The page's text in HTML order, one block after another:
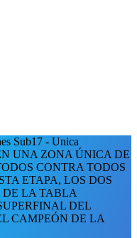
Sub17 - Unica
UNA ZONA ÚNICA DE
CONTRA TODOS
ETAPA, LOS DOS
DE LA TABLA
DEL
CAMPEÓN DE LA